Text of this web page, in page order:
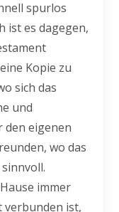
spurlos
ist es dagegen,
Kopie zu
sich das
und
den eigenen
wo das
immer
verbunden ist,